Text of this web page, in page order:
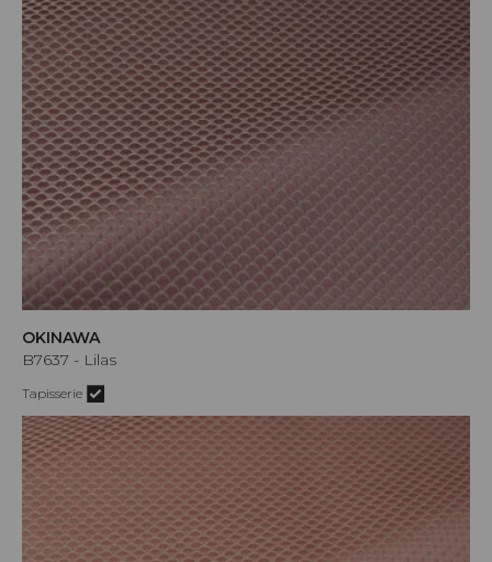
OKINAWA
B7637 - Lilas
Tapisserie